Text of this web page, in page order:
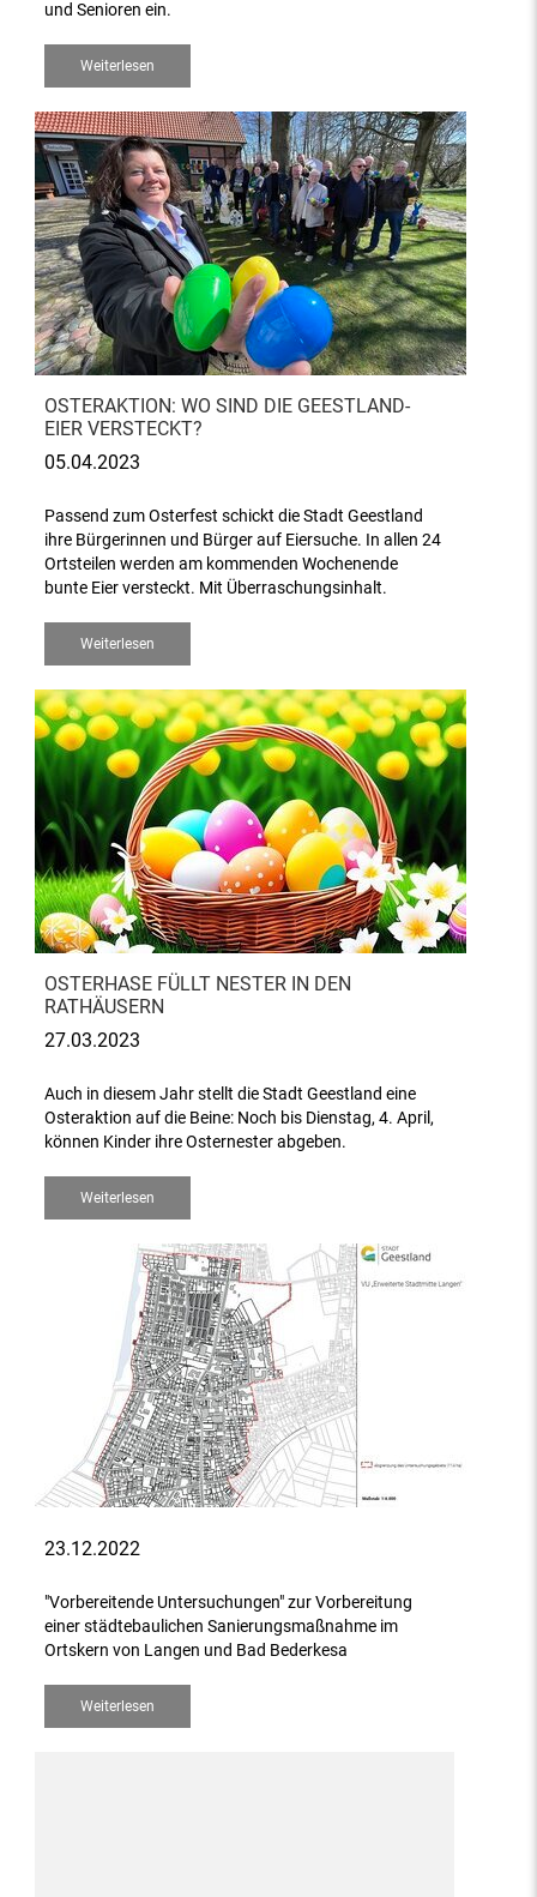
und Senioren ein.
Weiterlesen
OSTERAKTION: WO SIND DIE GEESTLAND-
EIER VERSTECKT?
05.04.2023
Passend zum Osterfest schickt die Stadt Geestland
ihre Bürgerinnen und Bürger auf Eiersuche. In allen 24
Ortsteilen werden am kommenden Wochenende
bunte Eier versteckt. Mit Überraschungsinhalt.
Weiterlesen
OSTERHASE FÜLLT NESTER IN DEN
RATHÄUSERN
27.03.2023
Auch in diesem Jahr stellt die Stadt Geestland eine
Osteraktion auf die Beine: Noch bis Dienstag, 4. April,
können Kinder ihre Osternester abgeben.
Weiterlesen
23.12.2022
"Vorbereitende Untersuchungen" zur Vorbereitung
einer städtebaulichen Sanierungsmaßnahme im
Ortskern von Langen und Bad Bederkesa
Weiterlesen